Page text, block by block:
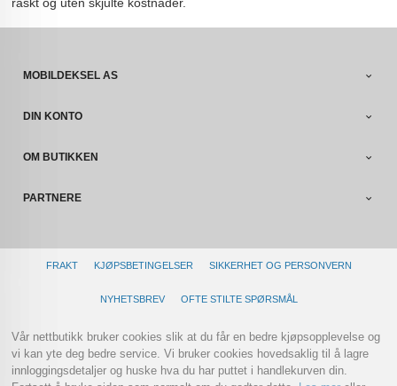
MOBILDEKSEL AS
DIN KONTO
OM BUTIKKEN
PARTNERE
FRAKT KJØPSBETINGELSER SIKKERHET OG PERSONVERN
NYHETSBREV OFTE STILTE SPØRSMÅL
Vår nettbutikk bruker cookies slik at du får en bedre kjøpsopplevelse og
vi kan yte deg bedre service. Vi bruker cookies hovedsaklig til å lagre
innloggingsdetaljer og huske hva du har puttet i handlekurven din.